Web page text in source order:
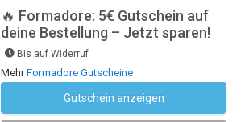
🔥 Formadore: 5€ Gutschein auf
deine Bestellung – Jetzt sparen!
Bis auf Widerruf
MehrFormadore Gutscheine
Gutschein anzeigen